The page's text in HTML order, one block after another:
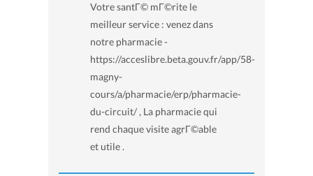
Votre santГ© mГ©rite le
meilleur service : venez dans
notre pharmacie -
https://acceslibre.beta.gouv.fr/app/58-
magny-
cours/a/pharmacie/erp/pharmacie-
du-circuit/ , La pharmacie qui
rend chaque visite agrГ©able
et utile .